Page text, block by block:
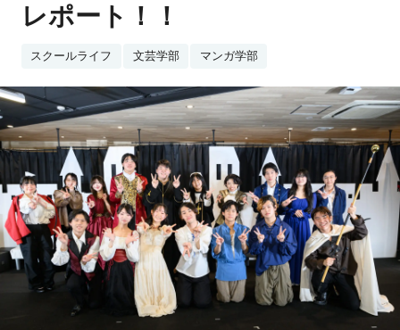
レポート！！
スクールライフ 文芸学部 マンガ学部